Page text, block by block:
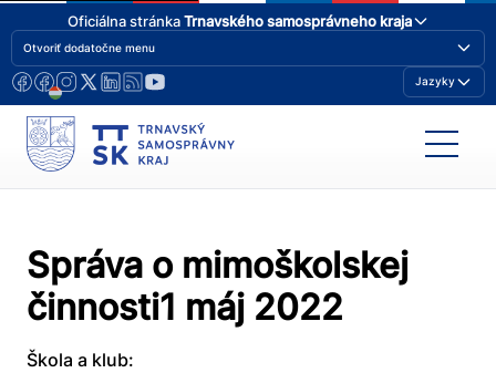
Oficiálna stránkaTrnavského samosprávneho kraja
Otvoriť dodatočne menu
Jazyky
Správa o mimoškolskej
činnosti1 máj 2022
Škola a klub: